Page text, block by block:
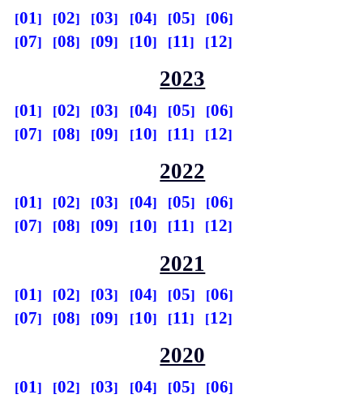
01 02 03 04 05
06
07
08 09 10 11 12
2023
01 02 03 04 05
06
07
08 09 10 11 12
2022
01 02 03 04 05
06
07
08 09 10 11 12
2021
01 02 03 04 05
06
07
08 09 10 11 12
2020
01 02 03 04 05
06